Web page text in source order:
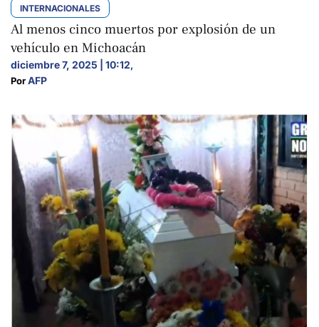
INTERNACIONALES
Al menos cinco muertos por explosión de un
vehículo en Michoacán
diciembre 7, 2025 | 10:12,
Por AFP